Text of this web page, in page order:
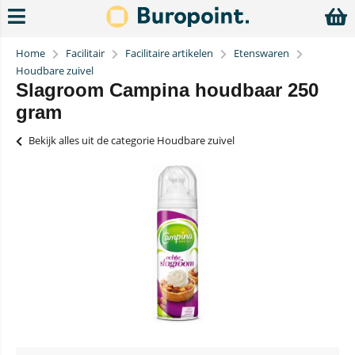
Home Facilitair Facilitaire artikelen
Etenswaren
Houdbare zuivel
Slagroom Campina houdbaar 250
gram
Bekijk alles uit de categorie Houdbare zuivel